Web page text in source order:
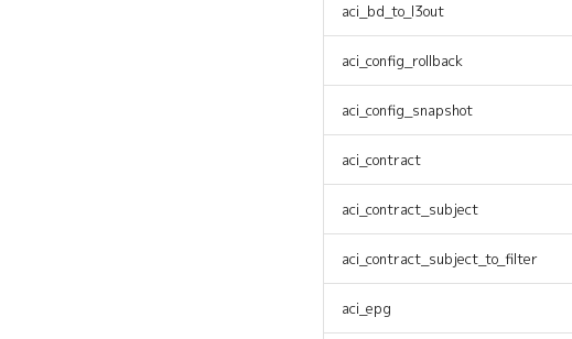
aci_bd_to_l3out
aci_config_rollback
aci_config_snapshot
aci_contract
aci_contract_subject
aci_contract_subject_to_filter
aci_epg